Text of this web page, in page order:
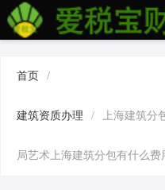
首页
首页 /
建筑资质办理 / 上海建筑分
局艺术上海建筑分包有什么费